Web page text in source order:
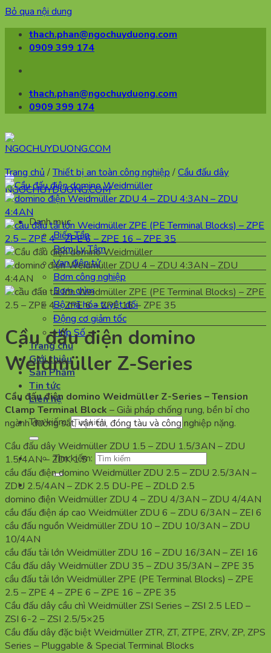
Bỏ qua nội dung
thach.phan@ngochuyduong.com
0909 399 174
thach.phan@ngochuyduong.com
0909 399 174
Danh mục
Biến Tần
Bơm Ly Tâm
Van điện tử
Bơm công nghiệp
Bơm chìm
Bộ mã hóa tuyệt đối
Động cơ giảm tốc
Hộp Số
Trang chủ
Giới thiệu
Sản Phẩm
Tin tức
Liên hệ
Tìm kiếm:
Tìm kiếm:
Trang chủ /Thiết bị an toàn công nghiệp /Cầu đấu dây
Cầu đấu điện domino
Weidmüller Z-Series
Cầu đấu điện domino Weidmüller Z-Series – Tension
Clamp Terminal Block – Giải pháp chống rung, bền bỉ cho
ngành đường sắt, vận tải, đóng tàu và công nghiệp nặng.
Cầu đấu dây Weidmüller ZDU 1.5 – ZDU 1.5/3AN – ZDU
1.5/4AN – ZDK 1.5
cầu đấu điện domino Weidmüller ZDU 2.5 – ZDU 2.5/3AN –
ZDU 2.5/4AN – ZDK 2.5 DU-PE – ZDLD 2.5
domino điện Weidmüller ZDU 4 – ZDU 4/3AN – ZDU 4/4AN
cầu đấu điện áp cao Weidmüller ZDU 6 – ZDU 6/3AN – ZEI 6
cầu đấu nguồn Weidmüller ZDU 10 – ZDU 10/3AN – ZDU
10/4AN
cầu đấu tải lớn Weidmüller ZDU 16 – ZDU 16/3AN – ZEI 16
Cầu đấu dây Weidmüller ZDU 35 – ZDU 35/3AN – ZPE 35
cầu đấu tải lớn Weidmüller ZPE (PE Terminal Blocks) – ZPE
2.5 – ZPE 4 – ZPE 6 – ZPE 16 – ZPE 35
Cầu đấu dây cầu chì Weidmüller ZSI Series – ZSI 2.5 LED –
ZSI 6-2 – ZSI 2.5/5×25
Cầu đấu dây đặc biệt Weidmüller ZTR, ZT, ZTPE, ZRV, ZP, ZPS
Series – Pluggable & Special Terminal Blocks